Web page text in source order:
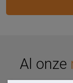
Al onze